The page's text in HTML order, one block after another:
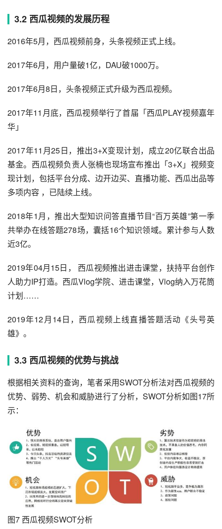
3.2 西瓜视频的发展历程
2016年5月，西瓜视频前身，头条视频正式上线。
2017年6月，用户量破1亿，DAU破1000万。
2017年6月8日，头条视频正式升级为西瓜视频。
2017年11月底，西瓜视频举行了首届「西瓜PLAY视频嘉年
华」
2017年11月25日，推出3+X变现计划，成立20亿联合出品
基金。西瓜视频负责人张楠也现场宣布推出「3+X」视频变
现计划，包括平台分成、边开边买、直播功能、西瓜出品等
多项内容 ，已陆续上线。
2018年1月，推出大型知识问答直播节目“百万英雄”第一季
共举办在线答题278场，囊括16个知识领域。累计参与人数
近3亿。
2019年04月15日， 西瓜视频推出进击课堂，扶持平台创作
人助力IP打造。西瓜Vlog学院、进击课堂，Vlog纳入万花筒
计划……
2019年12月14日，西瓜视频上线直播答题活动《头号英
雄》。
3.3 西瓜视频的优势与挑战
根据相关资料的查询，笔者采用SWOT分析法对西瓜视频的
优势、弱势、机会和威胁进行了分析，SWOT分析如图17所
示：
图7 西瓜视频SWOT分析